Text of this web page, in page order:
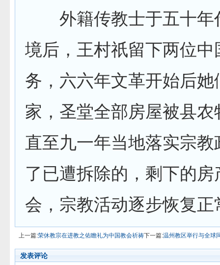
外籍传教士于五十年
境后，王村祇留下两位中
务，六六年文革开始后她
家，圣堂全部房屋被县农
直至九一年当地落实宗教
了已遭拆除的，剩下的房
会，宗教活动逐步恢复正
上一篇:荣休教宗在进教之佑瞻礼为中国教会祈祷下一篇:温州教区举行与全球
发表评论